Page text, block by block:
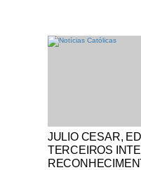
Notícias Católicas
JULIO CESAR,
TERCEIROS